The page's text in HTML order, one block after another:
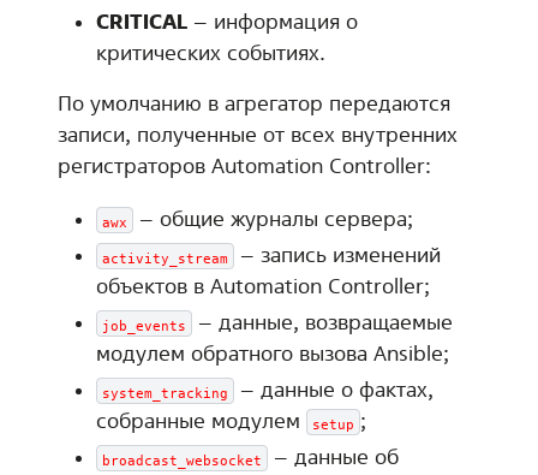
CRITICAL – информация о
критических событиях.
По умолчанию в агрегатор передаются
записи, полученные от всех внутренних
регистраторов Automation Controller:
awx – общие журналы сервера;
activity_stream
– запись изменений
объектов в Automation Controller;
job_events
– данные, возвращаемые
модулем обратного вызова Ansible;
system_tracking
– данные о фактах,
собранные модулем
setup ;
broadcast_websocket
– данные об